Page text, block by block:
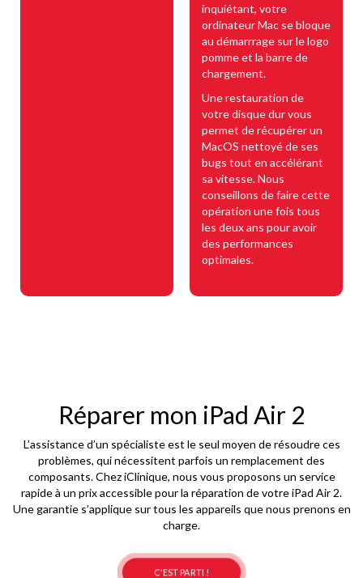
inquiétant, votre
ordinateur Mac se bloque
au démarrrage sur le logo
pomme et la barre de
chargement.
Une restauration de
votre disque dur vous
permet de récupérer un
MacOS nettoyé de ses
bugs tout en accélérant
sa vitesse. Nous
conseillons de faire cette
opération une fois tous
les deux ans pour avoir
des performances
optimales.
Réparer mon iPad Air 2
L’assistance d’un spécialiste est le seul moyen de résoudre ces
problèmes, qui nécessitent parfois un remplacement des
composants. Chez iClinique, nous vous proposons un service
rapide à un prix accessible pour la réparation de votre iPad Air 2.
Une garantie s’applique sur tous les appareils que nous prenons en
charge.
C'EST PARTI !